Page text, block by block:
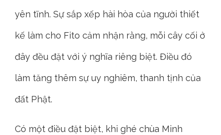
yên tĩnh. Sự sắp xếp hài hòa của người thiết
kế làm cho Fito cảm nhận rằng, mỗi cây cối ở
đây đều đặt với ý nghĩa riêng biệt. Điều đó
làm tăng thêm sự uy nghiêm, thanh tịnh của
đất Phật.
Có một điều đặt biệt, khi ghé chùa Minh